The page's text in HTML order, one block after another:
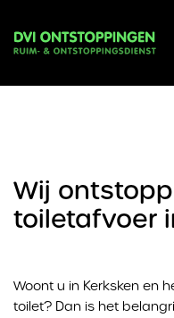
Wij
toiletafvoer
Woont u in Kerksken en
toilet? Dan is het